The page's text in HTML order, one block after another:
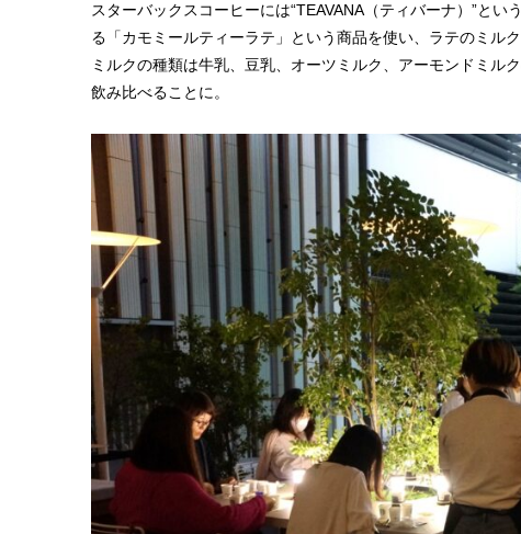
スターバックスコーヒーには“TEAVANA（ティバーナ）”と
る「カモミールティーラテ」という商品を使い、ラテのミル
ミルクの種類は牛乳、豆乳、オーツミルク、アーモンドミル
飲み比べることに。